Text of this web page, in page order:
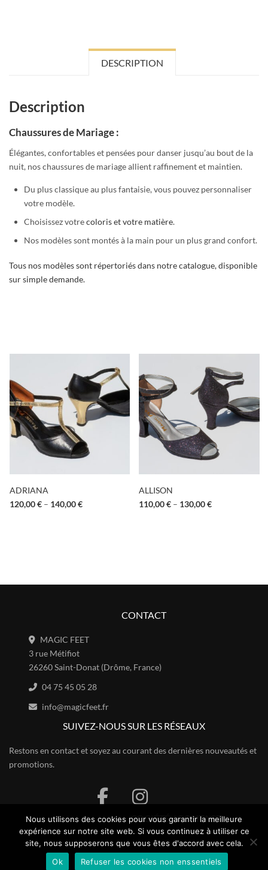
DESCRIPTION
Description
Chaussures de Mariage :
Élégantes, confortables et pensées pour danser jusqu’au bout de la
nuit, nos chaussures de mariage allient raffinement et maintien.
Du plus classique au plus fantaisie, vous pouvez personnaliser
votre modèle.
Choisissez votrecoloris et votre matière.
Nos modèles sont montés à la main pour un plus grand confort.
Tous nos modèles sont répertoriés dans notre catalogue, disponible
sur simple demande.
ADRIANA
120,00€– 140,00€
ALLISON
110,00€ – 130,00€
CONTACT
MAGIC FEET
3 rue Métifiot
26260 Saint-Donat (Drôme, France)
04 75 45 05 28
info@magicfeet.fr
SUIVEZ-NOUS SUR LES RÉSEAUX
Restons en contact et soyez au courant des dernières nouveautés et
promotions.
SOCIÉTÉ / CONTACT
Nous contacter
À propos de nous
Nous utilisons des cookies pour vous garantir la meilleure
expérience sur notre site web. Si vous continuez à utiliser ce
site, nous supposerons que vous êtes d'accord avec cela.
Ok
Refuser les cookies non enssentiels